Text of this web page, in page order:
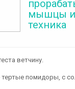
мышцы и
техника
ветчину.
тертые помидоры, с